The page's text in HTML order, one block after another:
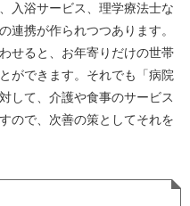
入浴サービス、理学療法士な
連携が作られつつあります。
せると、お年寄りだけの世帯
ができます。それでも「病院
して、介護や食事のサービス
ので、次善の策としてそれを